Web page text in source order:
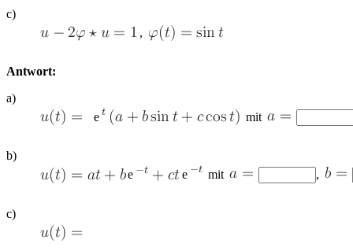
c)
,
Antwort:
a)
e
mit
b)
e
e mit ,
c)